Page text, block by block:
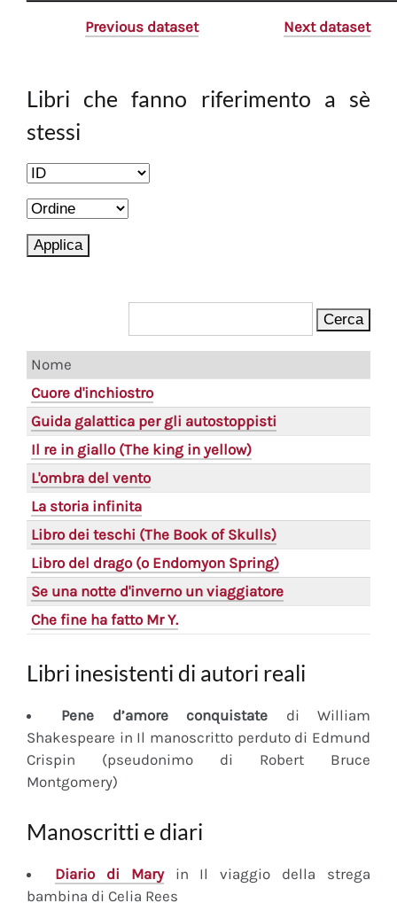
Previous dataset Next dataset
Libri che fanno riferimento a sè
stessi
Nome
Cuore d'inchiostro
Guida galattica per gli autostoppisti
Il re in giallo (The king in yellow)
L'ombra del vento
La storia infinita
Libro dei teschi (The Book of Skulls)
Libro del drago (o Endomyon Spring)
Se una notte d'inverno un viaggiatore
Che fine ha fatto Mr Y.
Libri inesistenti di autori reali
Pene d’amore conquistate di William
Shakespeare in Il manoscritto perduto di Edmund
Crispin (pseudonimo di Robert Bruce
Montgomery)
Manoscritti e diari
Diariodi Maryin Il viaggio della strega
bambina di Celia Rees